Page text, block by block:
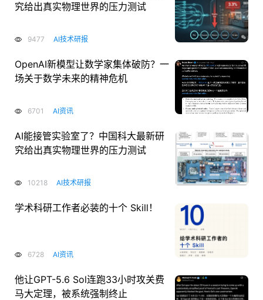
究给出真实物理世界的压力测试
9477 AI技术研报
OpenAI新模型让数学家集体破防？一
场关于数学未来的精神危机
6701 AI资讯
AI能接管实验室了？中国科大最新研
究给出真实物理世界的压力测试
10218 AI技术研报
学术科研工作者必装的十个 Skill！
6728 AI资讯
他让GPT-5.6 Sol连跑33小时攻关费
马大定理，被系统强制终止